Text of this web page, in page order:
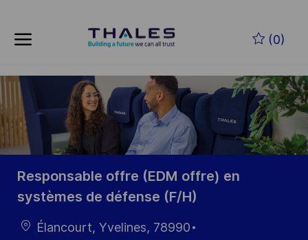
(0)
-
Responsable offre (EDM offre) en
systèmes de défense (F/H)
LocationÉlancourt, Yvelines, 78990